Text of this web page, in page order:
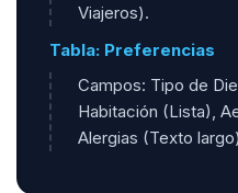
Viajeros).
Tabla: Preferencias
Campos: Tipo de
Habitación (Lista),
Alergias (Texto